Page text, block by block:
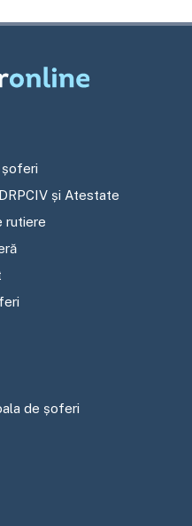
șoferi
și Atestate
rutiere
de șoferi